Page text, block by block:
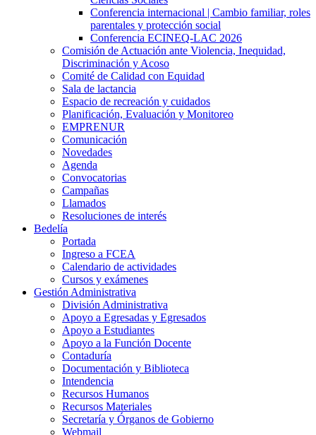
Conferencia internacional | Cambio familiar, roles
parentales y protección social
Conferencia ECINEQ-LAC 2026
Comisión de Actuación ante Violencia, Inequidad,
Discriminación y Acoso
Comité de Calidad con Equidad
Sala de lactancia
Espacio de recreación y cuidados
Planificación, Evaluación y Monitoreo
EMPRENUR
Comunicación
Novedades
Agenda
Convocatorias
Campañas
Llamados
Resoluciones de interés
Bedelía
Portada
Ingreso a FCEA
Calendario de actividades
Cursos y exámenes
Gestión Administrativa
División Administrativa
Apoyo a Egresadas y Egresados
Apoyo a Estudiantes
Apoyo a la Función Docente
Contaduría
Documentación y Biblioteca
Intendencia
Recursos Humanos
Recursos Materiales
Secretaría y Órganos de Gobierno
Webmail